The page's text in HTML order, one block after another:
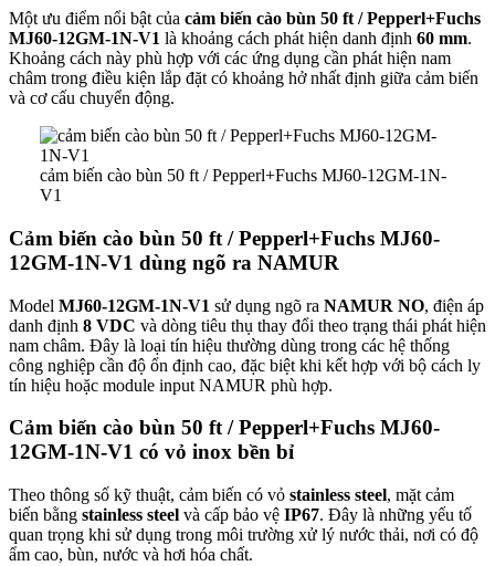
Một ưu điểm nổi bật của cảm biến cào bùn 50 ft / Pepperl+Fuchs
MJ60-12GM-1N-V1 là khoảng cách phát hiện danh định 60 mm.
Khoảng cách này phù hợp với các ứng dụng cần phát hiện nam
châm trong điều kiện lắp đặt có khoảng hở nhất định giữa cảm biến
và cơ cấu chuyển động.
cảm biến cào bùn 50 ft / Pepperl+Fuchs MJ60-12GM-1N-
V1
Cảm biến cào bùn 50 ft / Pepperl+Fuchs MJ60-
12GM-1N-V1 dùng ngõ ra NAMUR
Model MJ60-12GM-1N-V1 sử dụng ngõ ra NAMUR NO, điện áp
danh định 8 VDC và dòng tiêu thụ thay đổi theo trạng thái phát hiện
nam châm. Đây là loại tín hiệu thường dùng trong các hệ thống
công nghiệp cần độ ổn định cao, đặc biệt khi kết hợp với bộ cách ly
tín hiệu hoặc module input NAMUR phù hợp.
Cảm biến cào bùn 50 ft / Pepperl+Fuchs MJ60-
12GM-1N-V1 có vỏ inox bền bỉ
Theo thông số kỹ thuật, cảm biến có vỏ stainless steel, mặt cảm
biến bằng stainless steel và cấp bảo vệ IP67. Đây là những yếu tố
quan trọng khi sử dụng trong môi trường xử lý nước thải, nơi có độ
ẩm cao, bùn, nước và hơi hóa chất.